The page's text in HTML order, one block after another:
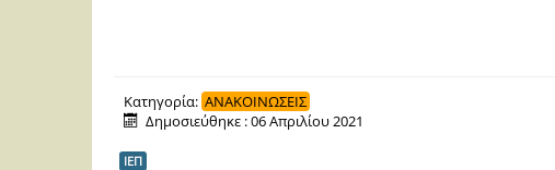
Κατηγορία: ΑΝΑΚΟΙΝΩΣΕΙΣ
Δημοσιεύθηκε : 06 Απριλίου 2021
ΙΕΠ